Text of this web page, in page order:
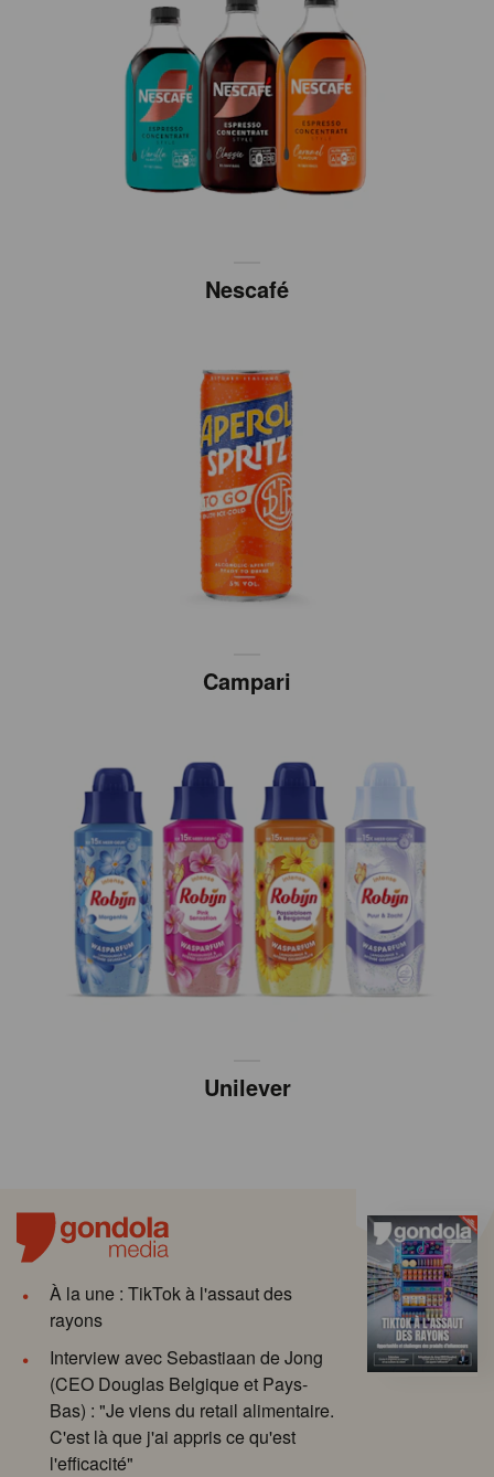
Nescafé
Campari
Unilever
À la une : TikTok à l'assaut des
rayons
Interview avec Sebastiaan de Jong
(CEO Douglas Belgique et Pays-
Bas) : "Je viens du retail alimentaire.
C'est là que j'ai appris ce qu'est
l'efficacité"